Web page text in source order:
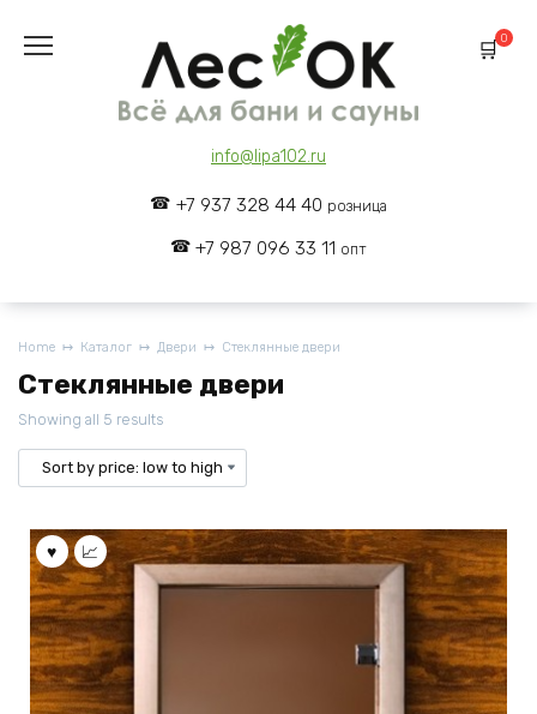
content
info@lipa102.ru
+7 937 328 44 40 розница
+7 987 096 33 11 опт
0
Home Каталог Двери Стеклянные двери
Стеклянные двери
Showing all 5 results